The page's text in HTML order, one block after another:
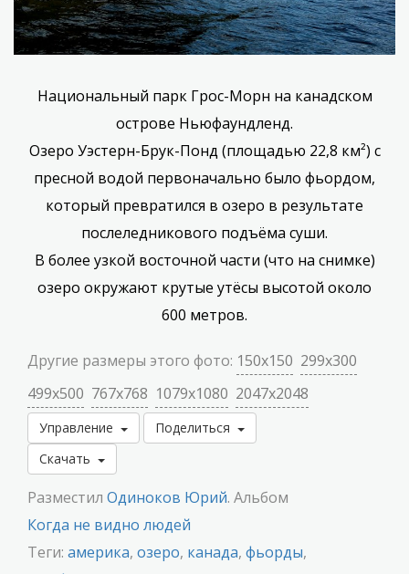
Национальный парк Грос-Морн на канадском
острове Ньюфаундленд.
Озеро Уэстерн-Брук-Понд (площадью 22,8 км²) с
пресной водой первоначально было фьордом,
который превратился в озеро в результате
послеледникового подъёма суши.
В более узкой восточной части (что на снимке)
озеро окружают крутые утёсы высотой около
600 метров.
Другие размеры этого фото: 150x150 299x300
499x500 767x768 1079x1080 2047x2048
Управление
Поделиться
Скачать
Разместил Одиноков Юрий. Альбом
Когда не видно людей
Теги: америка, озеро, канада, фьорды,